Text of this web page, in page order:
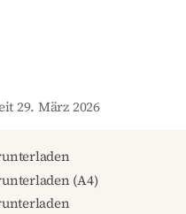
29. März 2026
(A4)